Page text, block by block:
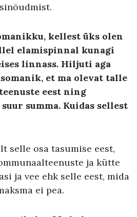
kellest üks olen
elamispinnal kunagi
linnass. Hiljuti aga
et ma olevat talle
eest ning
summa. Kuidas sellest
selle osa tasumise eest,
ja kütte
ja vee ehk selle eest, mida
ei pea.